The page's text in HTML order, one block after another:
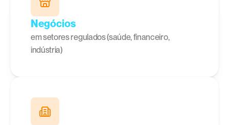
Negócios
em setores regulados (saúde, financeiro,
indústria)